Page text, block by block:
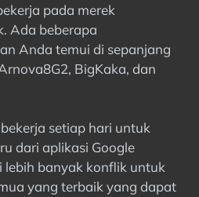
pada merek
Ada beberapa
Anda temui di sepanjang
BigKaka, dan
setiap hari untuk
dari aplikasi Google
lebih banyak konflik untuk
yang terbaik yang dapat